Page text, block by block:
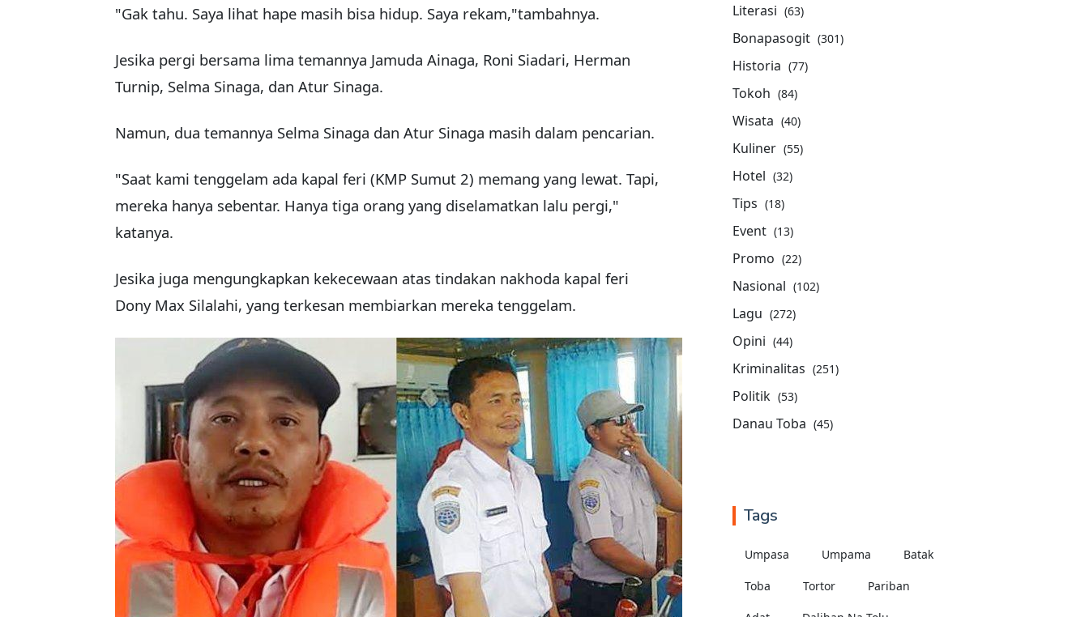
"Gak tahu. Saya lihat hape masih bisa hidup. Saya rekam,"tambahnya.
Jesika pergi bersama lima temannya Jamuda Ainaga, Roni Siadari, Herman
Turnip, Selma Sinaga, dan Atur Sinaga.
Namun, dua temannya Selma Sinaga dan Atur Sinaga masih dalam pencarian.
"Saat kami tenggelam ada kapal feri (KMP Sumut 2) memang yang lewat. Tapi,
mereka hanya sebentar. Hanya tiga orang yang diselamatkan lalu pergi,"
katanya.
Jesika juga mengungkapkan kekecewaan atas tindakan nakhoda kapal feri
Dony Max Silalahi, yang terkesan membiarkan mereka tenggelam.
Literasi (63)
Bonapasogit (301)
Historia (77)
Tokoh (84)
Wisata (40)
Kuliner (55)
Hotel (32)
Tips (18)
Event (13)
Promo (22)
Nasional (102)
Lagu (272)
Opini (44)
Kriminalitas (251)
Politik (53)
Danau Toba (45)
Tags
Umpasa Umpama Batak
Toba Tortor Pariban